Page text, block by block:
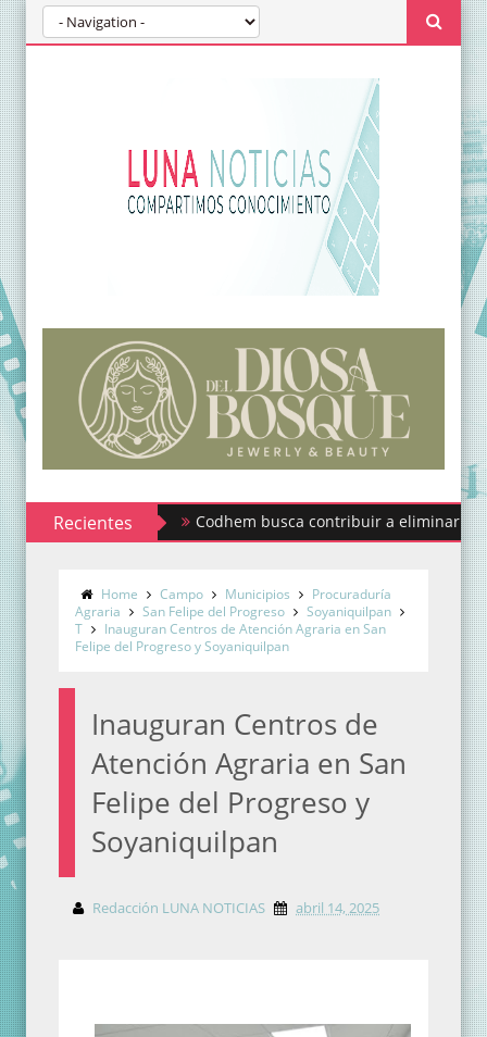
RecientesCodhem busca contribuir a eliminar los estigmas
Home Campo Municipios
Procuraduría
Agraria
San Felipe del Progreso
Soyaniquilpan
T
Inauguran Centros de Atención Agraria en San
Felipe del Progreso y Soyaniquilpan
Inauguran Centros de
Atención Agraria en San
Felipe del Progreso y
Soyaniquilpan
Redacción LUNA NOTICIAS abril 14, 2025